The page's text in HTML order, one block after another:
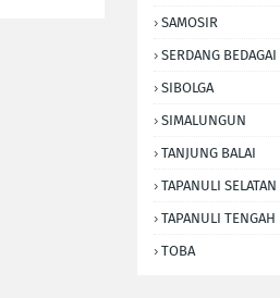
SAMOSIR
SERDANG BEDAGAI
SIBOLGA
SIMALUNGUN
TANJUNG BALAI
TAPANULI SELATAN
TAPANULI TENGAH
TOBA